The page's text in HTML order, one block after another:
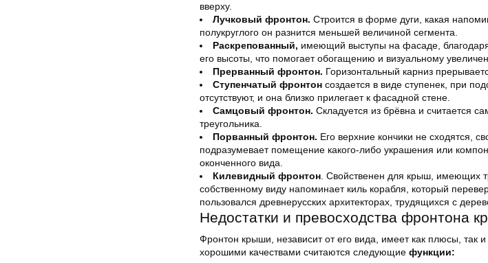
вверху.
Лучковый фронтон. Строится в форме дуги, какая
полукруглого он разнится меньшей величиной сегмента.
Раскрепованный, имеющий выступы на фасаде,
его высоты, что помогает обогащению и визуальному
Прерванный фронтон. Горизонтальный карниз
Ступенчатый фронтон создается в виде ступенек, при
отсутствуют, и она близко прилегает к фасадной стене.
Самцовый фронтон. Складуется из брёвна и считается
треугольника.
Порванный фронтон. Его верхние кончики не сходятся,
подразумевает помещение какого-либо украшения или
оконченного вида.
Килевидный фронтон. Свойственен для крыш, имеющих
собственному виду напоминает киль корабля, который
пользовался древнерусских архитекторах, трудящихся с
Недостатки и превосходства фронтона
Фронтон крыши, независит от его вида, имеет как плюсы, так
хорошими качествами считаются следующие функции: